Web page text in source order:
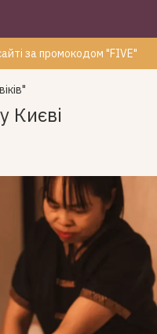
за промокодом "FIVE"
Києві